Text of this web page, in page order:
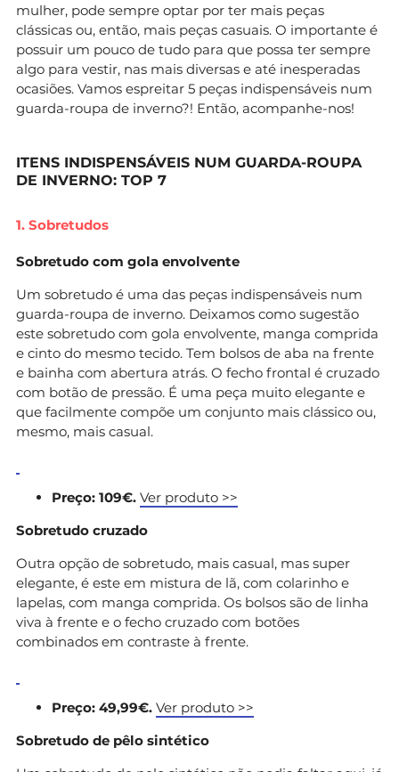
mulher, pode sempre optar por ter mais peças
clássicas ou, então, mais peças casuais. O importante é
possuir um pouco de tudo para que possa ter sempre
algo para vestir, nas mais diversas e até inesperadas
ocasiões. Vamos espreitar 5 peças indispensáveis num
guarda-roupa de inverno?! Então, acompanhe-nos!
ITENS INDISPENSÁVEIS NUM GUARDA-ROUPA
DE INVERNO: TOP 7
1. Sobretudos
Sobretudo com gola envolvente
Um sobretudo é uma das peças indispensáveis num
guarda-roupa de inverno. Deixamos como sugestão
este sobretudo com gola envolvente, manga comprida
e cinto do mesmo tecido. Tem bolsos de aba na frente
e bainha com abertura atrás. O fecho frontal é cruzado
com botão de pressão. É uma peça muito elegante e
que facilmente compõe um conjunto mais clássico ou,
mesmo, mais casual.
Preço: 109€. Ver produto >>
Sobretudo cruzado
Outra opção de sobretudo, mais casual, mas super
elegante, é este em mistura de lã, com colarinho e
lapelas, com manga comprida. Os bolsos são de linha
viva à frente e o fecho cruzado com botões
combinados em contraste à frente.
Preço: 49,99€. Ver produto >>
Sobretudo de pêlo sintético